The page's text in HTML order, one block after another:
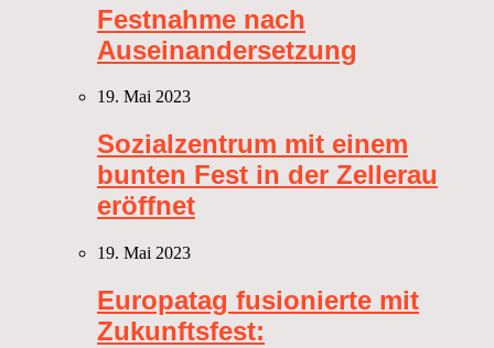
Festnahme nach
Auseinandersetzung
19. Mai 2023
Sozialzentrum mit einem
bunten Fest in der Zellerau
eröffnet
19. Mai 2023
Europatag fusionierte mit
Zukunftsfest: